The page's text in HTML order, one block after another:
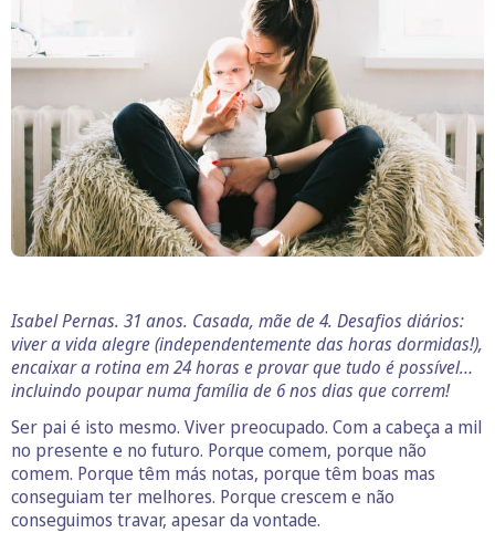
Isabel Pernas. 31 anos. Casada, mãe de 4. Desafios diários:
viver a vida alegre (independentemente das horas dormidas!),
encaixar a rotina em 24 horas e provar que tudo é possível…
incluindo poupar numa família de 6 nos dias que correm!
Ser pai é isto mesmo. Viver preocupado. Com a cabeça a mil
no presente e no futuro. Porque comem, porque não
comem. Porque têm más notas, porque têm boas mas
conseguiam ter melhores. Porque crescem e não
conseguimos travar, apesar da vontade.